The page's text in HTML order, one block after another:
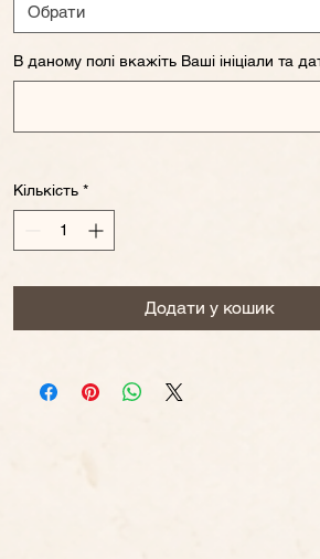
Обрати
В даному полі вкажіть Ваші ініціали та
Кількість *
Додати у кошик